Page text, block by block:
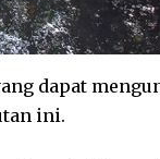
dapat
ini.